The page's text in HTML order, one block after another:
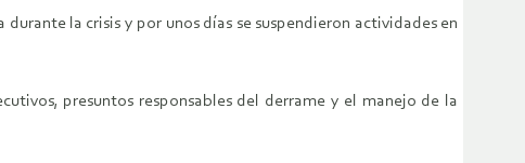
la crisis y por unos días se suspendieron actividades en
presuntos responsables del derrame y el manejo de la